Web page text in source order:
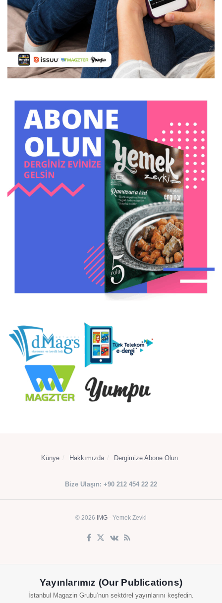
Künye Hakkımızda Dergimize Abone Olun
Bize Ulaşın: +90 212 454 22 22
© 2026 IMG - Yemek Zevki
Yayınlarımız (Our Publications)
İstanbul Magazin Grubu’nun sektörel yayınlarını keşfedin.